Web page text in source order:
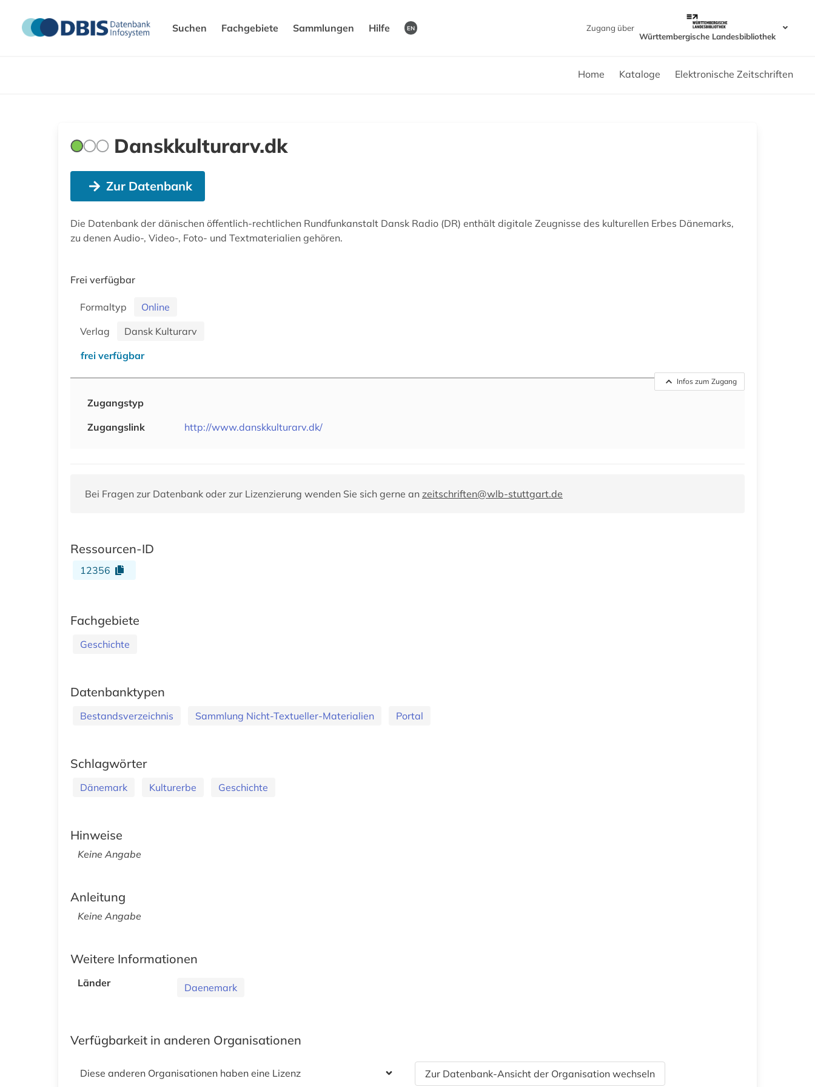
Suchen Fachgebiete Sammlungen Hilfe EN
Zugang über
Württembergische Landesbibliothek
Home Kataloge Elektronische Zeitschriften
Danskkulturarv.dk
Zur Datenbank
Die Datenbank der dänischen öffentlich-rechtlichen Rundfunkanstalt Dansk Radio (DR) enthält digitale Zeugnisse des kulturellen Erbes Dänemarks,
zu denen Audio-, Video-, Foto- und Textmaterialien gehören.
Frei verfügbar
Formaltyp
Online
Verlag
Dansk Kulturarv
frei verfügbar
Infos zum Zugang
Zugangstyp
Zugangslink
http://www.danskkulturarv.dk/
Bei Fragen zur Datenbank oder zur Lizenzierung wenden Sie sich gerne an zeitschriften@wlb-stuttgart.de
Ressourcen-ID
12356
Fachgebiete
Geschichte
Datenbanktypen
Bestandsverzeichnis Sammlung Nicht-Textueller-Materialien Portal
Schlagwörter
Dänemark Kulturerbe Geschichte
Hinweise
Keine Angabe
Anleitung
Keine Angabe
Weitere Informationen
Länder Daenemark
Verfügbarkeit in anderen Organisationen
Diese anderen Organisationen haben eine Lizenz Zur Datenbank-Ansicht der Organisation wechseln